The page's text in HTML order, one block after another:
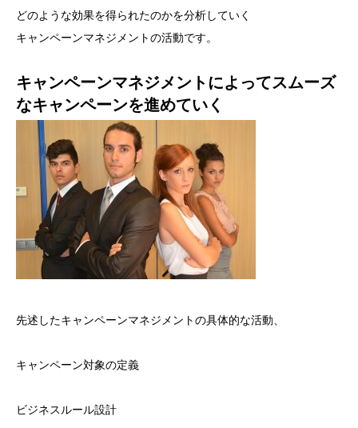
どのような効果を得られたのかを分析していく
キャンペーンマネジメントの活動です。
キャンペーンマネジメントによってスムーズ
なキャンペーンを進めていく
先述したキャンペーンマネジメントの具体的な活動、
キャンペーン対象の定義
ビジネスルール設計